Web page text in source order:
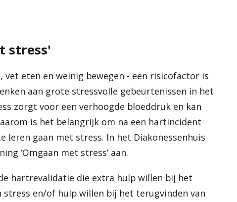
stress'
eten en weinig bewegen - een risicofactor is
aan grote stressvolle gebeurtenissen in het
zorgt voor een verhoogde bloeddruk en kan
is het belangrijk om na een hartincident
leren gaan met stress. In het Diakonessenhuis
‘Omgaan met stress’ aan.
hartrevalidatie die extra hulp willen bij het
en/of hulp willen bij het terugvinden van